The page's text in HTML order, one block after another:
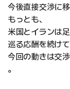
今後直接交渉に
もっとも、
米国とイランは
巡る応酬を続けて
今回の動きは交
。